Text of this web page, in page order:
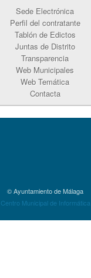
Sede Electrónica
Perfil del contratante
Tablón de Edictos
Juntas de Distrito
Transparencia
Web Municipales
Web Temática
Contacta
© Ayuntamiento de Málaga
Centro Municipal de Informática